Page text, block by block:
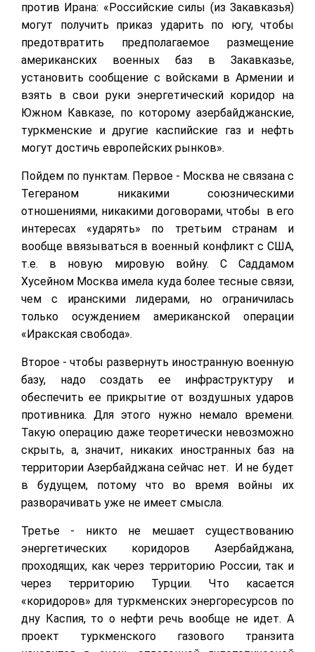
против Ирана: «Российские силы (из Закавказья)
могут получить приказ ударить по югу, чтобы
предотвратить предполагаемое размещение
американских военных баз в Закавказье,
установить сообщение с войсками в Армении и
взять в свои руки энергетический коридор на
Южном Кавказе, по которому азербайджанские,
туркменские и другие каспийские газ и нефть
могут достичь европейских рынков».
Пойдем по пунктам. Первое - Москва не связана с
Тегераном никакими союзническими
отношениями, никакими договорами, чтобы в его
интересах «ударять» по третьим странам и
вообще ввязываться в военный конфликт с США,
т.е. в новую мировую войну. С Саддамом
Хусейном Москва имела куда более тесные связи,
чем с иранскими лидерами, но ограничилась
только осуждением американской операции
«Иракская свобода».
Второе - чтобы развернуть иностранную военную
базу, надо создать ее инфраструктуру и
обеспечить ее прикрытие от воздушных ударов
противника. Для этого нужно немало времени.
Такую операцию даже теоретически невозможно
скрыть, а, значит, никаких иностранных баз на
территории Азербайджана сейчас нет. И не будет
в будущем, потому что во время войны их
разворачивать уже не имеет смысла.
Третье - никто не мешает существованию
энергетических коридоров Азербайджана,
проходящих, как через территорию России, так и
через территорию Турции. Что касается
«коридоров» для туркменских энергоресурсов по
дну Каспия, то о нефти речь вообще не идет. А
проект туркменского газового транзита